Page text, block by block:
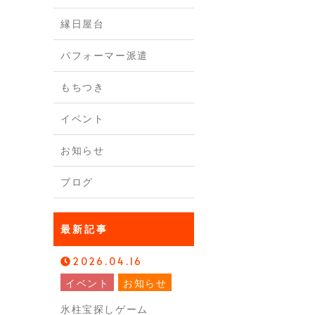
縁日屋台
パフォーマー派遣
もちつき
イベント
お知らせ
ブログ
最新記事
2026.04.16
イベント お知らせ
氷柱宝探しゲーム